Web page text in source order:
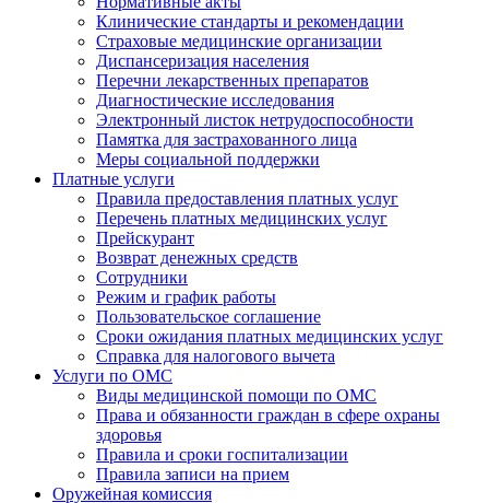
Клинические стандарты и рекомендации
Страховые медицинские организации
Диспансеризация населения
Перечни лекарственных препаратов
Диагностические исследования
Электронный листок нетрудоспособности
Памятка для застрахованного лица
Меры социальной поддержки
Платные услуги
Правила предоставления платных услуг
Перечень платных медицинских услуг
Прейскурант
Возврат денежных средств
Сотрудники
Режим и график работы
Пользовательское соглашение
Сроки ожидания платных медицинских услуг
Справка для налогового вычета
Услуги по ОМС
Виды медицинской помощи по ОМС
Права и обязанности граждан в сфере охраны
здоровья
Правила и сроки госпитализации
Правила записи на прием
Оружейная комиссия